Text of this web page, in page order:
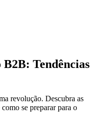
B2B: Tendências
revolução. Descubra as
se preparar para o